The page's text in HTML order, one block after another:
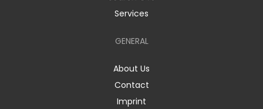
Services
GENERAL
About Us
Contact
Imprint